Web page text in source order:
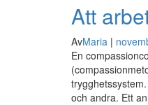
Att
AvMaria |
En
och andra. Ett